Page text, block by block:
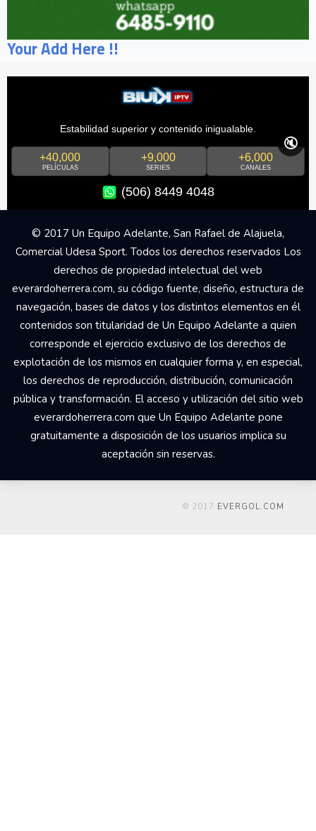
Your Add Here !!
Estabilidad superior y contenido inigualable.
+40,000
PELÍCULAS
+9,000
SERIES
+6,000
CANALES
(506) 8449 4048
🔇
© 2017 Un Equipo Adelante, San Rafael de Alajuela,
Comercial Udesa Sport. Todos los derechos reservados Los
derechos de propiedad intelectual del web
everardoherrera.com, su código fuente, diseño, estructura de
navegación, bases de datos y los distintos elementos en él
contenidos son titularidad de Un Equipo Adelante a quien
corresponde el ejercicio exclusivo de los derechos de
explotación de los mismos en cualquier forma y, en especial,
los derechos de reproducción, distribución, comunicación
pública y transformación. El acceso y utilización del sitio web
everardoherrera.com que Un Equipo Adelante pone
gratuitamente a disposición de los usuarios implica su
aceptación sin reservas.
© 2017 EVERGOL.COM